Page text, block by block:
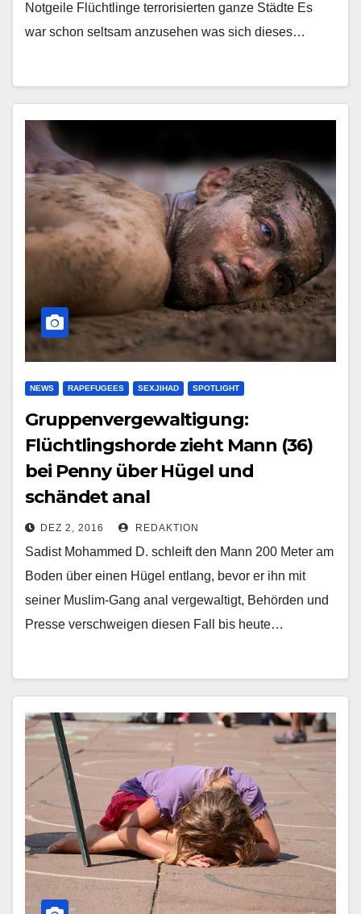
Notgeile Flüchtlinge terrorisierten ganze Städte Es
war schon seltsam anzusehen was sich dieses…
NEWS RAPEFUGEES SEXJIHAD SPOTLIGHT
Gruppenvergewaltigung:
Flüchtlingshorde zieht Mann (36)
bei Penny über Hügel und
schändet anal
DEZ 2, 2016 REDAKTION
Sadist Mohammed D. schleift den Mann 200 Meter am
Boden über einen Hügel entlang, bevor er ihn mit
seiner Muslim-Gang anal vergewaltigt, Behörden und
Presse verschweigen diesen Fall bis heute…